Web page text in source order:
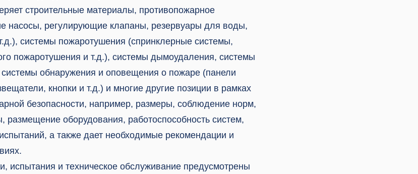
строительные материалы, противопожарное
насосы, регулирующие клапаны, резервуары для воды,
системы пожаротушения (спринклерные системы,
пожаротушения и т.д.), системы дымоудаления, системы
обнаружения и оповещения о пожаре (панели
кнопки и т.д.) и многие другие позиции в рамках
безопасности, например, размеры, соблюдение норм,
размещение оборудования, работоспособность систем,
а также дает необходимые рекомендации и
испытания и техническое обслуживание предусмотрены